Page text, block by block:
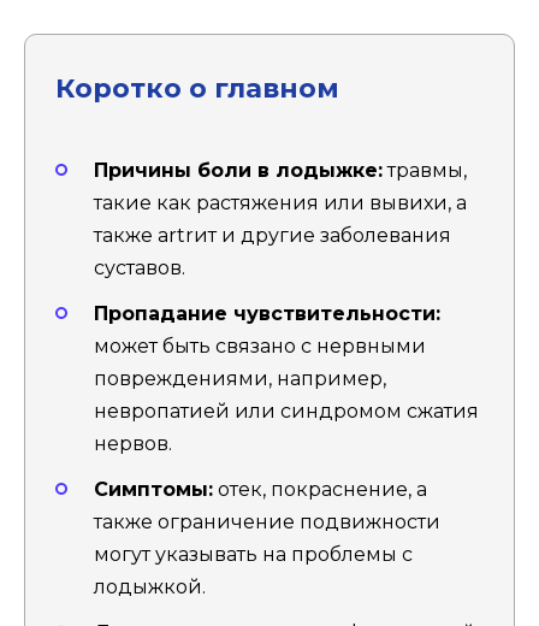
Коротко о главном
Причины боли в лодыжке:травмы,
такие как растяжения или вывихи, а
также artrит и другие заболевания
суставов.
Пропадание чувствительности:
может быть связано с нервными
повреждениями, например,
невропатией или синдромом сжатия
нервов.
Симптомы: отек, покраснение, а
также ограничение подвижности
могут указывать на проблемы с
лодыжкой.